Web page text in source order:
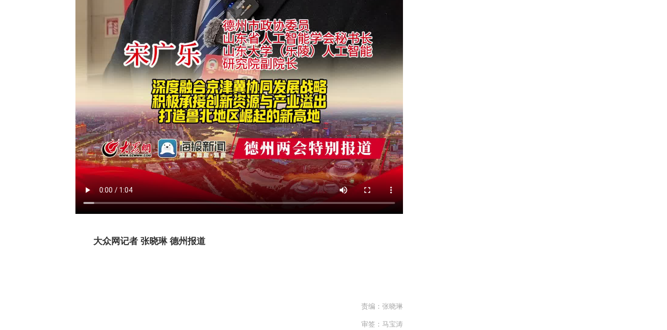
大众网记者 张晓琳 德州报道
责编：张晓琳
审签：马宝涛